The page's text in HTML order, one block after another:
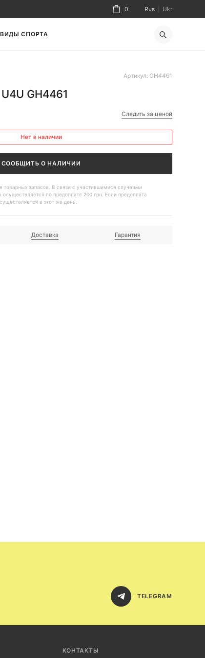
ВИДЫ СПОРТА
0 Rus Ukr
Артикул: GH4461
GH4461
Следить за ценой
Нет в наличии
СООБЩИТЬ О НАЛИЧИИ
товарных запасов. В связи с участившимися случаями
по предоплате 200 грн. Если предоплата
в этот же день.
Доставка Гарантия
TELEGRAM
КОНТАКТЫ